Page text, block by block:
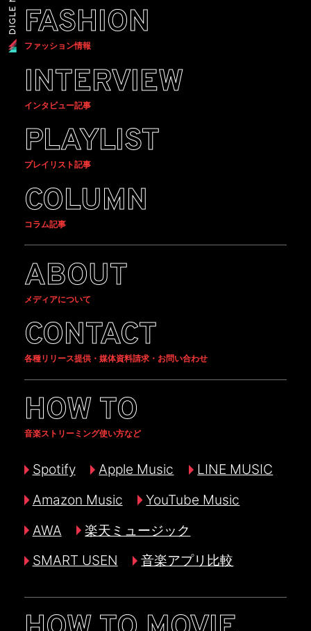
FASHION
ファッション情報
INTERVIEW
インタビュー記事
PLAYLIST
プレイリスト記事
COLUMN
コラム記事
ABOUT
メディアについて
CONTACT
各種リリース提供・媒体資料請求・お問い合わせ
HOW TO
音楽ストリーミング使い方など
Spotify Apple Music
LINE MUSIC
Amazon Music
YouTube Music
AWA
楽天ミュージック
SMART USEN
音楽アプリ比較